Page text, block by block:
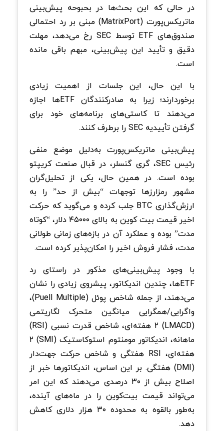
در حالی که این بحث‌ها در بحبوحه پیش‌بینی
ماتریکس‌پورت (MatrixPort) مبنی بر رد احتمالی
صندوق‌های ETF توسط SEC رخ می‌دهد، مهلت
دقیق و تأیید این پیش‌بینی، مبهم باقی مانده
است.
با این حال، این جلسات از اهمیت زیادی
برخوردارند؛ زیرا به صادرکنندگان ETFها اجازه
می‌دهند تا کاستی‌های برنامه‌های خود برای
گرفتن تأییدیه SEC را برطرف کنند.
پیش‌بینی ماتریکس‌پورت به‌دلیل موضع منفی
رئیس SEC، گری گنسلر، در قبال صنعت کریپتو
بوده است. در همین حال، یکی از تحلیل‌گران
مشهور رمزارزها توجهات “بیش از حد” را به
ارزش‌گذاری BTC جلب کرده و می‌گوید که حرکت
اخیر قیمت بیت‌ کوین به بالای ۴۵۰۰۰ دلار، “کوتاه
مدت” بوده و عملکرد آن در بازه‌های زمانی طولانی
مدت، فشار‌ فروش اخیر را امکان‌پذیر کرده است.
با وجود پیش‌بینی‌های مذکور در راستای رد
ETFها، چندین اندیکاتور، پیشروی زیادی را نشان
می‌دهند، از جمله شاخص پوئل (Puell Multiple)،
واگرایی/همگرایی میانگین متحرک لگاریتمی
(LMACD) ۲ هفته‌ای، شاخص قدرت نسبی (RSI)
ماهانه، اندیکاتور مومنتوم استوکاستیک (SMI) ۲
هفته‌ای، RSI هفتگی و شاخص حرکت جهت‌دار
(DMI) هفتگی. بر این اساس، اندیکاتورها خبر از
اصلاح بیش از ۳۰ درصدی می‌دهند که این امر
می‌تواند قیمت‌ بیت‌کوین را در ماه‌های آینده،
به‌طور بالقوه به محدوده ۳۰ هزار دلاری کاهش
‌دهد.